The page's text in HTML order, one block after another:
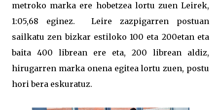
metroko marka ere hobetzea lortu zuen Leirek,
1:05,68 eginez. Leire zazpigarren postuan
sailkatu zen bizkar estiloko 100 eta 200etan eta
baita 400 librean ere eta, 200 librean aldiz,
hirugarren marka onena egitea lortu zuen, postu
hori bera eskuratuz.